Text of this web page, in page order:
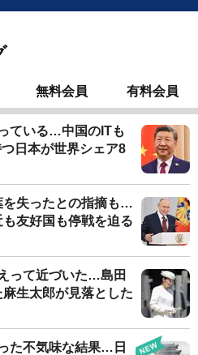
無料会員 有料会員
ている…中国のITも
日本が世界シェア8
を失ったとの指摘も…
友好国も停戦を迫る
って近づいた…島田
生太郎が見落とした
た不気味な結果…日